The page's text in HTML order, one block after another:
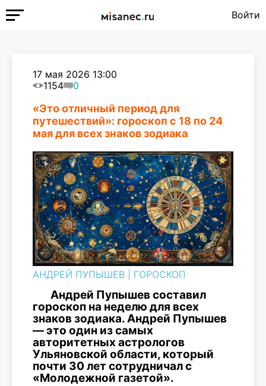
Войти
17 мая 2026 13:00
1154
0
«Это отличный период для
путешествий»: гороскоп с 18 по 24
мая для всех знаков зодиака
АНДРЕЙ ПУПЫШЕВ ГОРОСКОП
Андрей Пупышев составил
гороскоп на неделю для всех
знаков зодиака. Андрей Пупышев
— это один из самых
авторитетных астрологов
Ульяновской области, который
почти 30 лет сотрудничал с
«Молодежной газетой».